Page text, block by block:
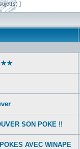
]
SON POKE !!
AVEC WINAPE